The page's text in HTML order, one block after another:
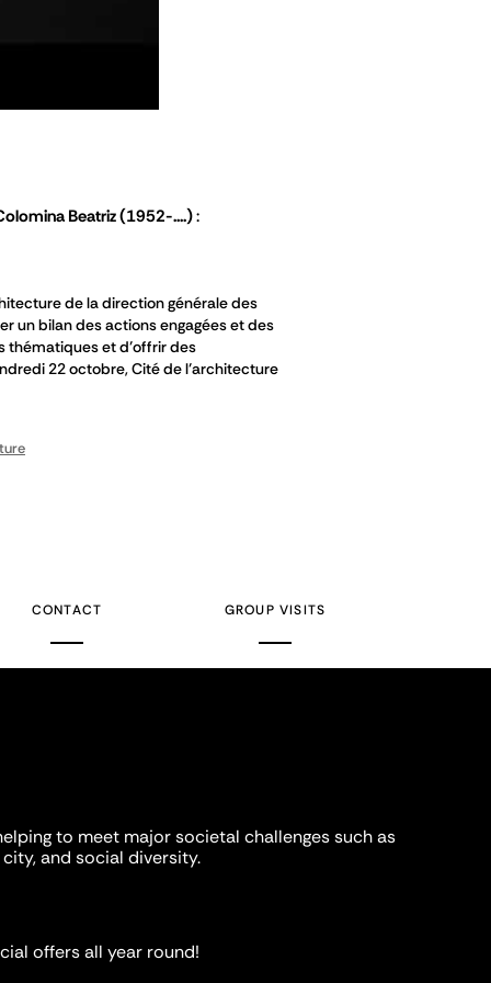
Beatriz(1952-....)
de la direction générale des
un bilan des actions engagées et des
thématiques et d’offrir des
22 octobre, Cité de l’architecture
CONTACT GROUP VISITS
to meet major societal challenges such as
and social diversity.
offers all year round!